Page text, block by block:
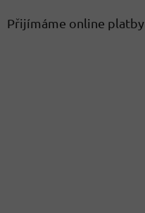
Přijímáme online platby